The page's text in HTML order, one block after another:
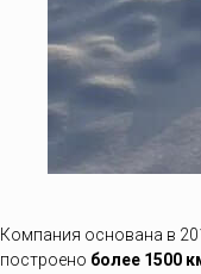
Компания основана в
построено более 1500